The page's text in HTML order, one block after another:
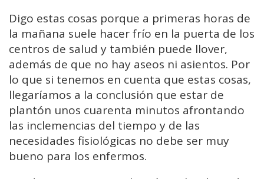
Digo estas cosas porque a primeras horas de
la mañana suele hacer frío en la puerta de los
centros de salud y también puede llover,
además de que no hay aseos ni asientos. Por
lo que si tenemos en cuenta que estas cosas,
llegaríamos a la conclusión que estar de
plantón unos cuarenta minutos afrontando
las inclemencias del tiempo y de las
necesidades fisiológicas no debe ser muy
bueno para los enfermos.